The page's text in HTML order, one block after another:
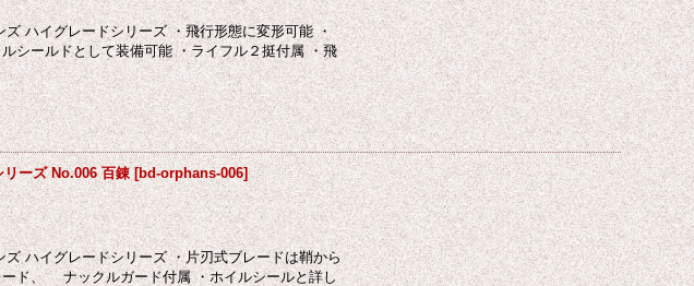
ハイグレードシリーズ ・飛行形態に変形可能 ・
シールドとして装備可能 ・ライフル２挺付属 ・飛
ーズ No.006 百錬 [bd-orphans-006]
ハイグレードシリーズ ・片刃式ブレードは鞘から
ド、 ナックルガード付属 ・ホイルシールと詳し